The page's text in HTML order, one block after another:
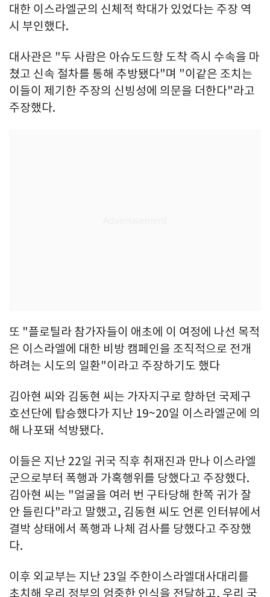
대한 이스라엘군의 신체적 학대가 있었다는 주장 역
시 부인했다.
대사관은 "두 사람은 아슈도드항 도착 즉시 수속을 마
쳤고 신속 절차를 통해 추방됐다"며 "이같은 조치는
이들이 제기한 주장의 신빙성에 의문을 더한다"라고
주장했다.
또 "플로틸라 참가자들이 애초에 이 여정에 나선 목적
은 이스라엘에 대한 비방 캠페인을 조직적으로 전개
하려는 시도의 일환"이라고 주장하기도 했다
김아현 씨와 김동현 씨는 가자지구로 향하던 국제구
호선단에 탑승했다가 지난 19~20일 이스라엘군에 의
해 나포돼 석방됐다.
이들은 지난 22일 귀국 직후 취재진과 만나 이스라엘
군으로부터 폭행과 가혹행위를 당했다고 주장했다.
김아현 씨는 "얼굴을 여러 번 구타당해 한쪽 귀가 잘
안 들린다"라고 말했고, 김동현 씨도 언론 인터뷰에서
결박 상태에서 폭행과 나체 검사를 당했다고 주장했
다.
이후 외교부는 지난 23일 주한이스라엘대사대리를
초치해 우리 정부의 엄중한 인식을 전달하고, 우리 국